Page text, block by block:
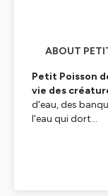
ABOUT
Petit Poisson
vie des
d'eau, des
l'eau qui dort...
France Culture,